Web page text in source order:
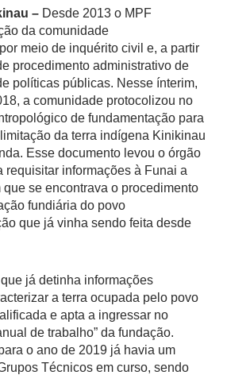
–Desde 2013 o MPF
da comunidade
meio de inquérito civil e, a partir
procedimento administrativo de
políticas públicas. Nesse ínterim,
a comunidade protocolizou no
de fundamentação para
da terra indígena Kinikinau
Esse documento levou o órgão
requisitar informações à Funai a
que se encontrava o procedimento
fundiária do povo
que já vinha sendo feita desde
já detinha informações
a terra ocupada pelo povo
e apta a ingressar no
de trabalho” da fundação.
o ano de 2019 já havia um
Técnicos em curso, sendo